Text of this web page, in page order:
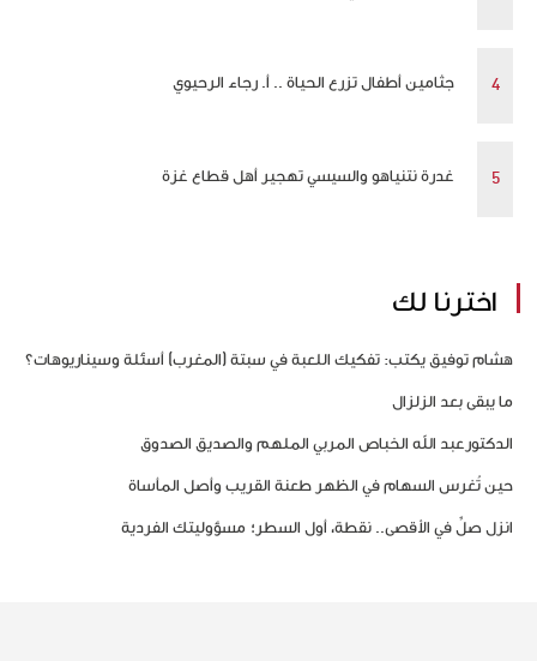
جثامين أطفال تزرع الحياة .. أ. رجاء الرحيوي
غدرة نتنياهو والسيسي تهجير أهل قطاع غزة
اخترنا لك
هشام توفيق يكتب: تفكيك اللعبة في سبتة (المغرب) أسئلة وسيناريوهات؟
ما يبقى بعد الزلزال
الدكتورعبد الله الخباص المربي الملهم والصديق الصدوق
حين تُغرس السهام في الظهر طعنة القريب وأصل المأساة
انزل صلِّ في الأقصى.. نقطة، أول السطر؛ مسؤوليتك الفردية